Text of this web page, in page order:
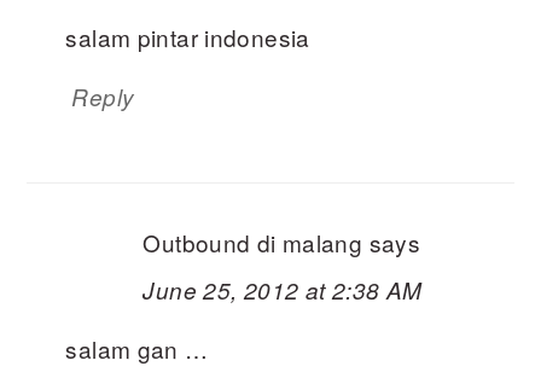
salam pintar indonesia
Reply
Outbound di malang says
June 25, 2012 at 2:38 AM
salam gan …